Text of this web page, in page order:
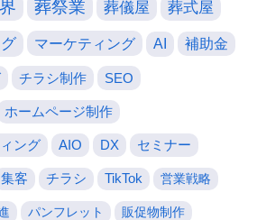
葬祭業 葬儀屋 葬式屋
マーケティング AI 補助金
チラシ制作 SEO
ホームページ制作
ング AIO DX セミナー
集客 チラシ TikTok 営業戦略
パンフレット 販促物制作